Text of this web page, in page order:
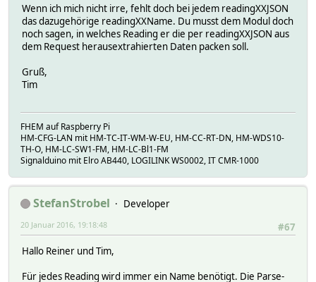
Wenn ich mich nicht irre, fehlt doch bei jedem readingXXJSON
das dazugehörige readingXXName. Du musst dem Modul doch
noch sagen, in welches Reading er die per readingXXJSON aus
dem Request herausextrahierten Daten packen soll.
Gruß,
Tim
FHEM auf Raspberry Pi
HM-CFG-LAN mit HM-TC-IT-WM-W-EU, HM-CC-RT-DN, HM-WDS10-
TH-O, HM-LC-SW1-FM, HM-LC-Bl1-FM
Signalduino mit Elro AB440, LOGILINK WS0002, IT CMR-1000
StefanStrobel
Developer
#67
20 Januar 2016, 19:18:48
Hallo Reiner und Tim,
Für jedes Reading wird immer ein Name benötigt. Die Parse-